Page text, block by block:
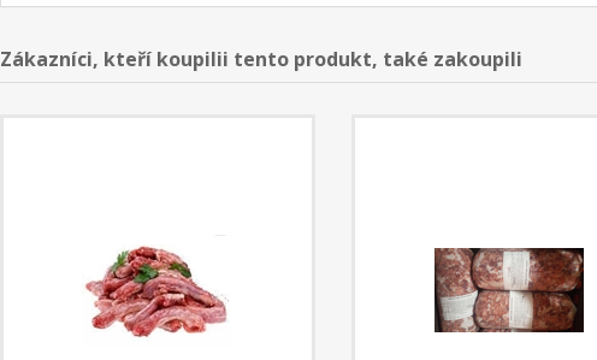
Zákazníci, kteří koupilii tento produkt, také zakoupili